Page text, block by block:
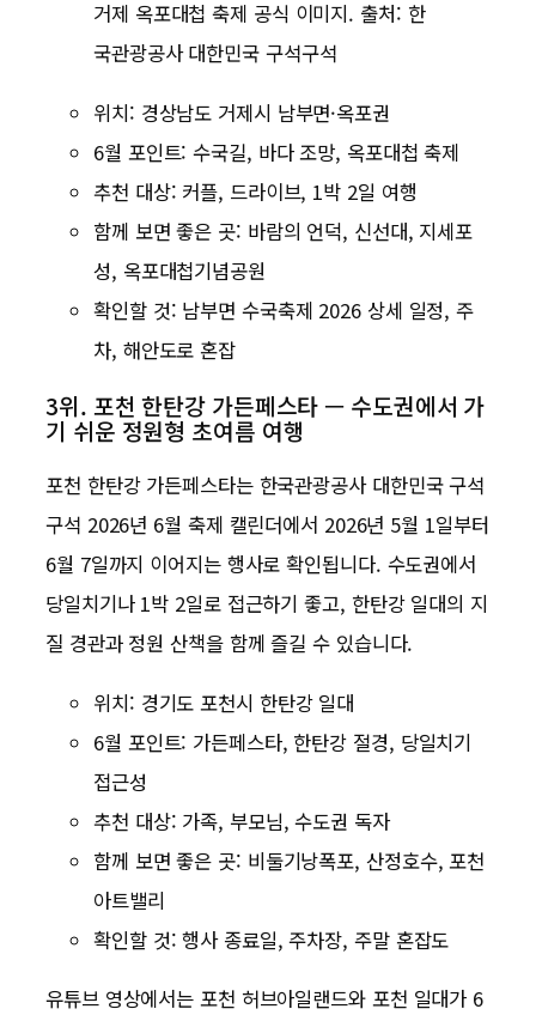
거제 옥포대첩 축제 공식 이미지. 출처: 한
국관광공사 대한민국 구석구석
위치: 경상남도 거제시 남부면·옥포권
6월 포인트: 수국길, 바다 조망, 옥포대첩 축제
추천 대상: 커플, 드라이브, 1박 2일 여행
함께 보면 좋은 곳: 바람의 언덕, 신선대, 지세포
성, 옥포대첩기념공원
확인할 것: 남부면 수국축제 2026 상세 일정, 주
차, 해안도로 혼잡
3위. 포천 한탄강 가든페스타 — 수도권에서 가
기 쉬운 정원형 초여름 여행
포천 한탄강 가든페스타는 한국관광공사 대한민국 구석
구석 2026년 6월 축제 캘린더에서 2026년 5월 1일부터
6월 7일까지 이어지는 행사로 확인됩니다. 수도권에서
당일치기나 1박 2일로 접근하기 좋고, 한탄강 일대의 지
질 경관과 정원 산책을 함께 즐길 수 있습니다.
위치: 경기도 포천시 한탄강 일대
6월 포인트: 가든페스타, 한탄강 절경, 당일치기
접근성
추천 대상: 가족, 부모님, 수도권 독자
함께 보면 좋은 곳: 비둘기낭폭포, 산정호수, 포천
아트밸리
확인할 것: 행사 종료일, 주차장, 주말 혼잡도
유튜브 영상에서는 포천 허브아일랜드와 포천 일대가 6